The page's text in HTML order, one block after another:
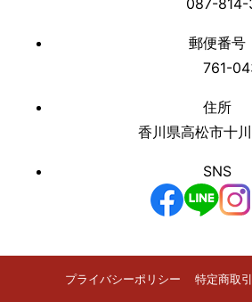
郵便番号
761-
住所
香川県高松市十
SNS
プライバシーポリシー 特定商取